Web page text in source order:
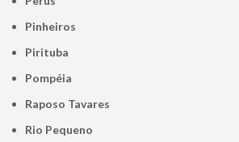
Pinheiros
Pirituba
Pompéia
Raposo Tavares
Rio Pequeno